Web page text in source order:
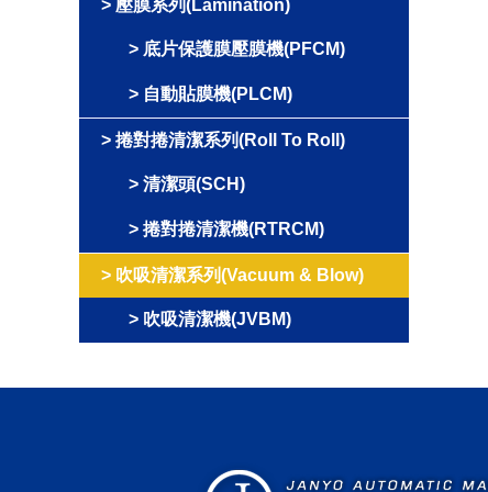
壓膜系列(Lamination)
底片保護膜壓膜機(PFCM)
自動貼膜機(PLCM)
捲對捲清潔系列(Roll To Roll)
清潔頭(SCH)
捲對捲清潔機(RTRCM)
吹吸清潔系列(Vacuum & Blow)
吹吸清潔機(JVBM)